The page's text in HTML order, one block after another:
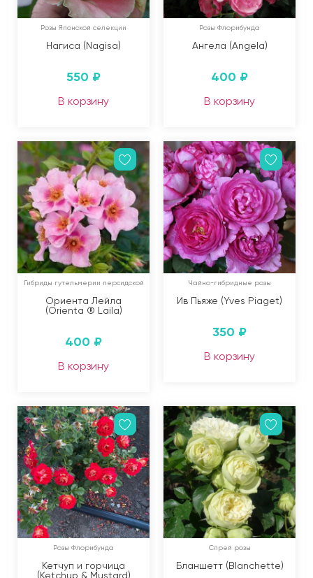
Розы Японской селекции
Нагиса (Nagisa)
550 ₽
В корзину
Розы Флорибунда
Ангела (Angela)
400 ₽
В корзину
Гибриды гутельмерии персидской
Ориента Лейла
(Orienta ® Laila)
400 ₽
В корзину
Чайно-гибридные розы
Ив Пьяже (Yves Piaget)
350 ₽
В корзину
Розы Флорибунда
Кетчуп и горчица
(Ketchup & Mustard)
Спрей розы
Бланшетт (Blanchette)